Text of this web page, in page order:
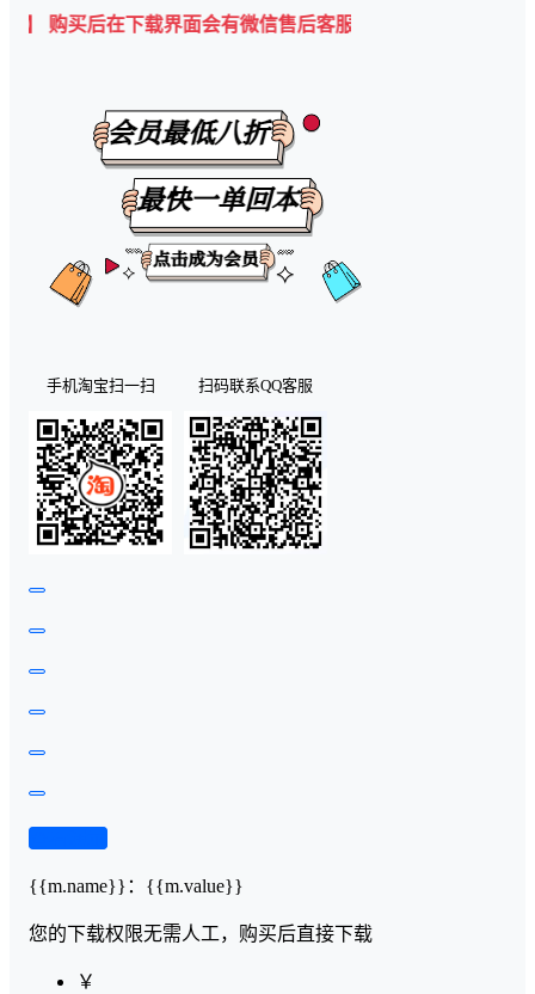
在下载界面会有微信售后客服二维码💡
手机淘宝扫一扫 扫码联系QQ客服
{{m.name}} ： {{m.value}}
您的下载权限无需人工，购买后直接下载
￥